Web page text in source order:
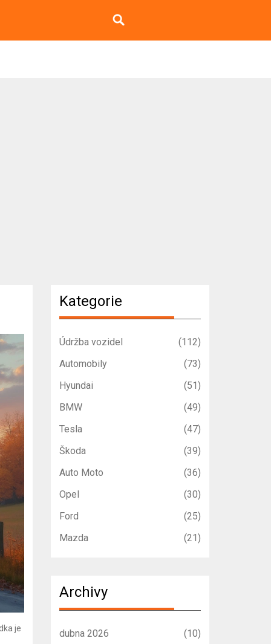
je
Kategorie
Údržba vozidel
(112)
Automobily
(73)
Hyundai
(51)
BMW
(49)
Tesla
(47)
Škoda
(39)
Auto Moto
(36)
Opel
(30)
Ford
(25)
Mazda
(21)
Archivy
dubna 2026
(10)